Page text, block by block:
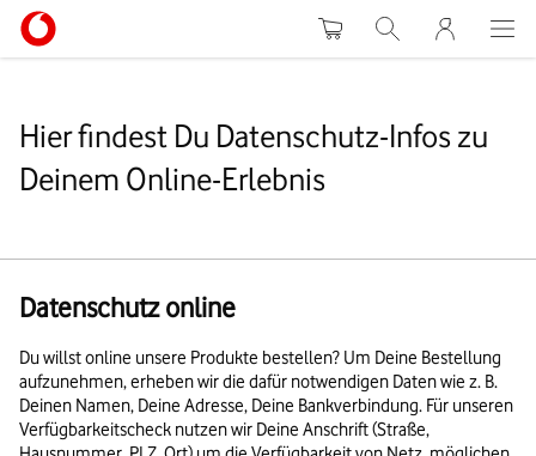
WarenkorbSuche
Hier findest Du Datenschutz-Infos zu
Deinem Online-Erlebnis
Datenschutz online
Du willst online unsere Produkte bestellen? Um Deine Bestellung
aufzunehmen, erheben wir die dafür notwendigen Daten wie z. B.
Deinen Namen, Deine Adresse, Deine Bankverbindung. Für unseren
Verfügbarkeitscheck nutzen wir Deine Anschrift (Straße,